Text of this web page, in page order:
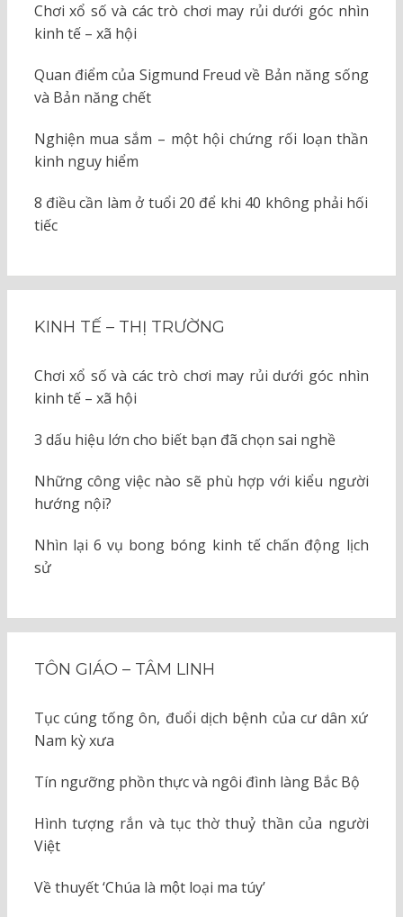
Chơi xổ số và các trò chơi may rủi dưới góc nhìn
kinh tế – xã hội
Quan điểm của Sigmund Freud về Bản năng sống
và Bản năng chết
Nghiện mua sắm – một hội chứng rối loạn thần
kinh nguy hiểm
8 điều cần làm ở tuổi 20 để khi 40 không phải hối
tiếc
KINH TẾ – THỊ TRƯỜNG
Chơi xổ số và các trò chơi may rủi dưới góc nhìn
kinh tế – xã hội
3 dấu hiệu lớn cho biết bạn đã chọn sai nghề
Những công việc nào sẽ phù hợp với kiểu người
hướng nội?
Nhìn lại 6 vụ bong bóng kinh tế chấn động lịch
sử
TÔN GIÁO – TÂM LINH
Tục cúng tống ôn, đuổi dịch bệnh của cư dân xứ
Nam kỳ xưa
Tín ngưỡng phồn thực và ngôi đình làng Bắc Bộ
Hình tượng rắn và tục thờ thuỷ thần của người
Việt
Về thuyết ‘Chúa là một loại ma túy’